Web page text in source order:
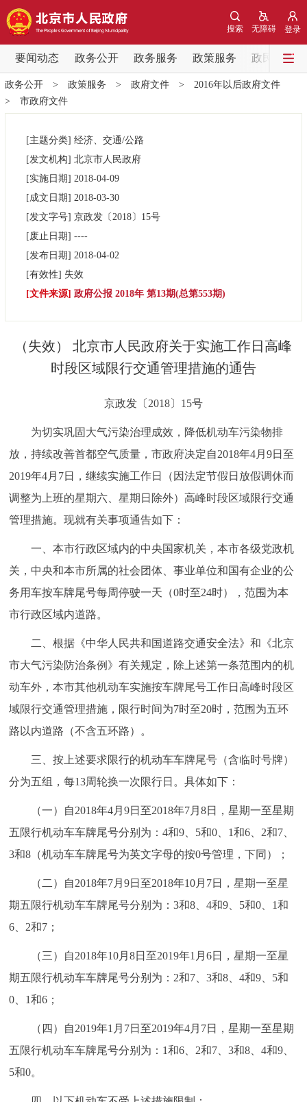
登录
无障碍
搜索
要闻动态 政务公开 政务服务 政策服务 政民互动
要闻动态
党中央精神 国务院信息 中央部委动态
各区热点
市领导
决策公开 专题公开
便民服务 利企服务 投资项目
中介服务 阳光政务
12345网上接诉即办 我要咨询 我要建议
参与调查 在线访谈 图说互动
走进北京
绿色北京 图说北京
多语种
ENGLISH 한국어 日本語
DEUTSCH FRANÇAIS РУССКИЙ ЯЗЫК
ESPAÑOL العربية
ITALIANO
政务公开> 政策服务 > 政府文件> 2016年以后政府文件
> 市政府文件
[主题分类] 经济、交通/公路
[发文机构] 北京市人民政府
[实施日期] 2018-04-09
[成文日期] 2018-03-30
[发文字号] 京政发〔2018〕 15号
[废止日期] ----
[发布日期] 2018-04-02
[有效性] 失效
[文件来源] 政府公报 2018年 第13期(总第553期)
（失效） 北京市人民政府关于实施工作日高峰
时段区域限行交通管理措施的通告
京政发〔2018〕15号
为切实巩固大气污染治理成效，降低机动车污染物排
放，持续改善首都空气质量，市政府决定自2018年4月9日至
2019年4月7日，继续实施工作日（因法定节假日放假调休而
调整为上班的星期六、星期日除外）高峰时段区域限行交通
管理措施。现就有关事项通告如下：
一、本市行政区域内的中央国家机关，本市各级党政机
关，中央和本市所属的社会团体、事业单位和国有企业的公
务用车按车牌尾号每周停驶一天（0时至24时），范围为本
市行政区域内道路。
二、根据《中华人民共和国道路交通安全法》和《北京
市大气污染防治条例》有关规定，除上述第一条范围内的机
动车外，本市其他机动车实施按车牌尾号工作日高峰时段区
域限行交通管理措施，限行时间为7时至20时，范围为五环
路以内道路（不含五环路）。
三、按上述要求限行的机动车车牌尾号（含临时号牌）
分为五组，每13周轮换一次限行日。具体如下：
（一）自2018年4月9日至2018年7月8日，星期一至星期
五限行机动车车牌尾号分别为：4和9、5和0、1和6、2和7、
3和8（机动车车牌尾号为英文字母的按0号管理，下同）；
（二）自2018年7月9日至2018年10月7日，星期一至星
期五限行机动车车牌尾号分别为：3和8、4和9、5和0、1和
6、2和7；
（三）自2018年10月8日至2019年1月6日，星期一至星
期五限行机动车车牌尾号分别为：2和7、3和8、4和9、5和
0、1和6；
（四）自2019年1月7日至2019年4月7日，星期一至星期
五限行机动车车牌尾号分别为：1和6、2和7、3和8、4和9、
5和0。